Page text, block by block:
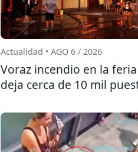
Actualidad • AGO 6 / 2026
Voraz incendio en la
deja cerca de 10 mil